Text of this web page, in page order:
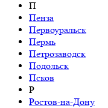
П
Пенза
Первоуральск
Пермь
Петрозаводск
Подольск
Псков
Р
Ростов-на-Дону